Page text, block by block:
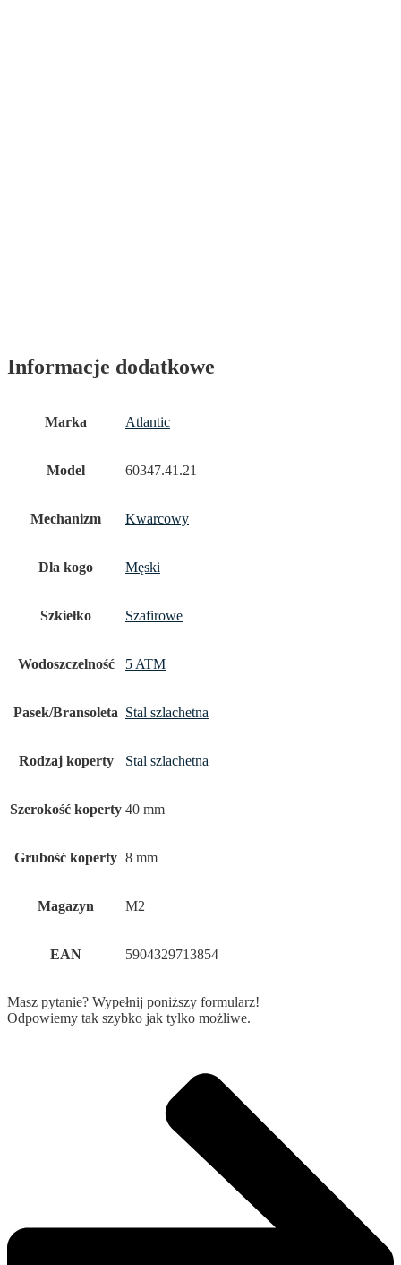
Informacje dodatkowe
Marka Atlantic
Model 60347.41.21
Mechanizm Kwarcowy
Dla kogo Męski
Szkiełko Szafirowe
Wodoszczelność 5 ATM
Pasek/Bransoleta Stal szlachetna
Rodzaj koperty Stal szlachetna
Szerokość koperty 40 mm
Grubość koperty 8 mm
Magazyn M2
EAN 5904329713854
Masz pytanie? Wypełnij poniższy formularz!
Odpowiemy tak szybko jak tylko możliwe.